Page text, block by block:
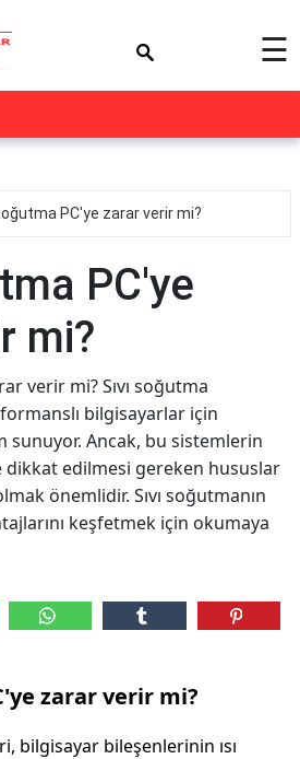
☰
PC'ye zarar verir mi?
PC'ye
mi?
verir mi? Sıvı soğutma
bilgisayarlar için
sunuyor. Ancak, bu sistemlerin
dikkat edilmesi gereken hususlar
önemlidir. Sıvı soğutmanın
keşfetmek için okumaya
zarar verir mi?
bilgisayar bileşenlerinin ısı